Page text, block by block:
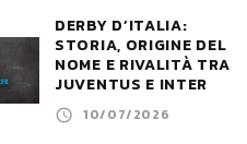
DERBY D’ITALIA:
STORIA, ORIGINE DEL
NOME E RIVALITÀ TRA
JUVENTUS E INTER
10/07/2026